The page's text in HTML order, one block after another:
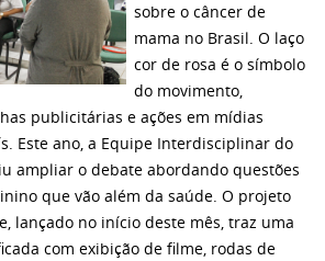
sobre o câncer de
mama no Brasil. O laço
cor de rosa é o símbolo
do movimento,
publicitárias e ações em mídias
Este ano, a Equipe Interdisciplinar do
ampliar o debate abordando questões
que vão além da saúde. O projeto
lançado no início deste mês, traz uma
com exibição de filme, rodas de